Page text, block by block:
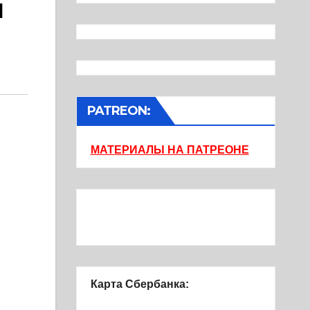
PATREON:
МАТЕРИАЛЫ НА ПАТРЕОНЕ
Карта Сбербанка: